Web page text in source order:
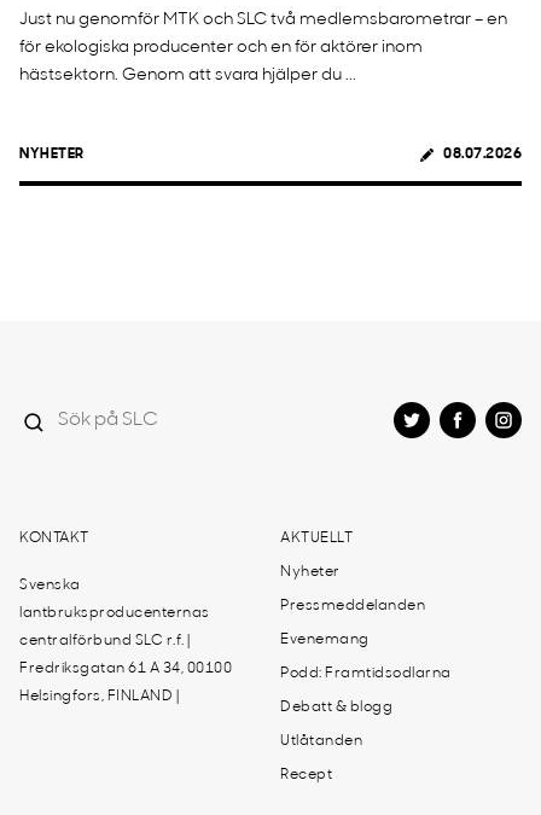
Just nu genomför MTK och SLC två medlemsbarometrar – en
för ekologiska producenter och en för aktörer inom
hästsektorn. Genom att svara hjälper du ...
NYHETER 08.07.2026
KONTAKT
Svenska
lantbruksproducenternas
centralförbund SLC r.f. |
Fredriksgatan 61 A 34, 00100
Helsingfors, FINLAND |
AKTUELLT
Nyheter
Pressmeddelanden
Evenemang
Podd: Framtidsodlarna
Debatt & blogg
Utlåtanden
Recept